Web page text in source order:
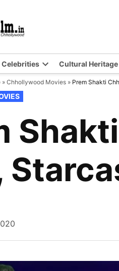
Celebrities Cultural Heritage
» Chhollywood Movies » Prem Shakti